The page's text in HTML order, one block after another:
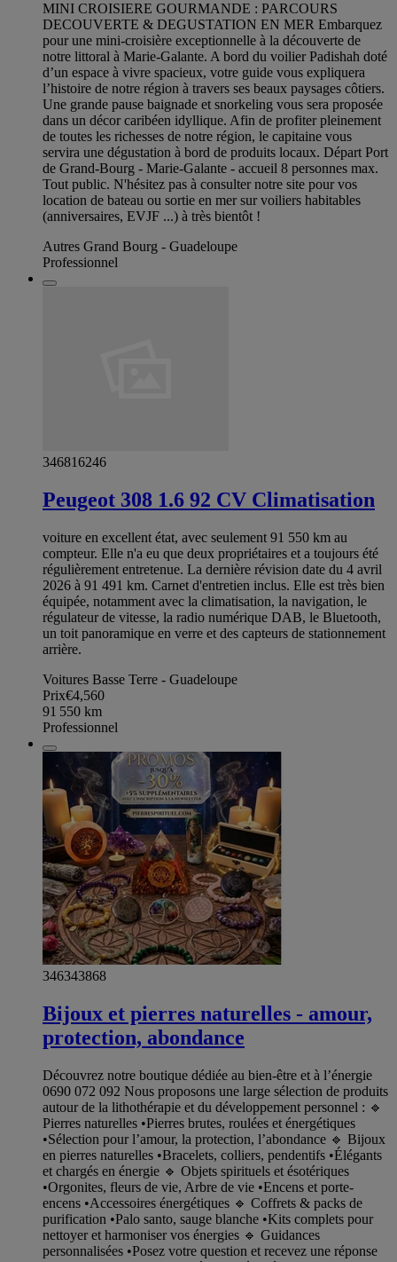
MINI CROISIERE GOURMANDE : PARCOURS
DECOUVERTE & DEGUSTATION EN MER Embarquez
pour une mini-croisière exceptionnelle à la découverte de
notre littoral à Marie-Galante. A bord du voilier Padishah doté
d’un espace à vivre spacieux, votre guide vous expliquera
l’histoire de notre région à travers ses beaux paysages côtiers.
Une grande pause baignade et snorkeling vous sera proposée
dans un décor caribéen idyllique. Afin de profiter pleinement
de toutes les richesses de notre région, le capitaine vous
servira une dégustation à bord de produits locaux. Départ Port
de Grand-Bourg - Marie-Galante - accueil 8 personnes max.
Tout public. N'hésitez pas à consulter notre site pour vos
location de bateau ou sortie en mer sur voiliers habitables
(anniversaires, EVJF ...) à très bientôt !
Autres Grand Bourg - Guadeloupe
Professionnel
346816246
Peugeot 308 1.6 92 CV Climatisation
voiture en excellent état, avec seulement 91 550 km au
compteur. Elle n'a eu que deux propriétaires et a toujours été
régulièrement entretenue. La dernière révision date du 4 avril
2026 à 91 491 km. Carnet d'entretien inclus. Elle est très bien
équipée, notamment avec la climatisation, la navigation, le
régulateur de vitesse, la radio numérique DAB, le Bluetooth,
un toit panoramique en verre et des capteurs de stationnement
arrière.
Voitures Basse Terre - Guadeloupe
Prix€4,560
91 550 km
Professionnel
346343868
Bijoux et pierres naturelles - amour,
protection, abondance
Découvrez notre boutique dédiée au bien-être et à l’énergie
0690 072 092 Nous proposons une large sélection de produits
autour de la lithothérapie et du développement personnel : 🔹
Pierres naturelles •Pierres brutes, roulées et énergétiques
•Sélection pour l’amour, la protection, l’abondance 🔹 Bijoux
en pierres naturelles •Bracelets, colliers, pendentifs •Élégants
et chargés en énergie 🔹 Objets spirituels et ésotériques
•Orgonites, fleurs de vie, Arbre de vie •Encens et porte-
encens •Accessoires énergétiques 🔹 Coffrets & packs de
purification •Palo santo, sauge blanche •Kits complets pour
nettoyer et harmoniser vos énergies 🔹 Guidances
personnalisées •Posez votre question et recevez une réponse